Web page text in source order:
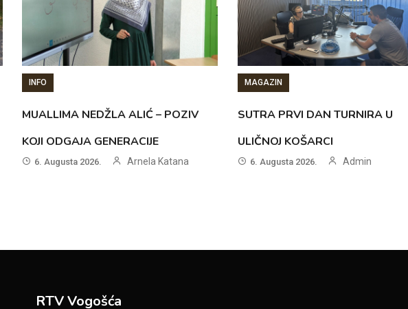
INFO
MUALLIMA NEDŽLA ALIĆ – POZIV
KOJI ODGAJA GENERACIJE
6. Augusta 2026. Arnela Katana
MAGAZIN
SUTRA PRVI DAN TURNIRA U
ULIČNOJ KOŠARCI
6. Augusta 2026. Admin
RTV Vogošća